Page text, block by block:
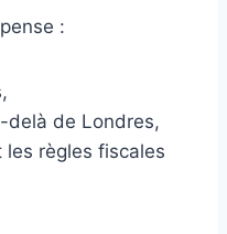
:
delà de Londres,
les règles fiscales